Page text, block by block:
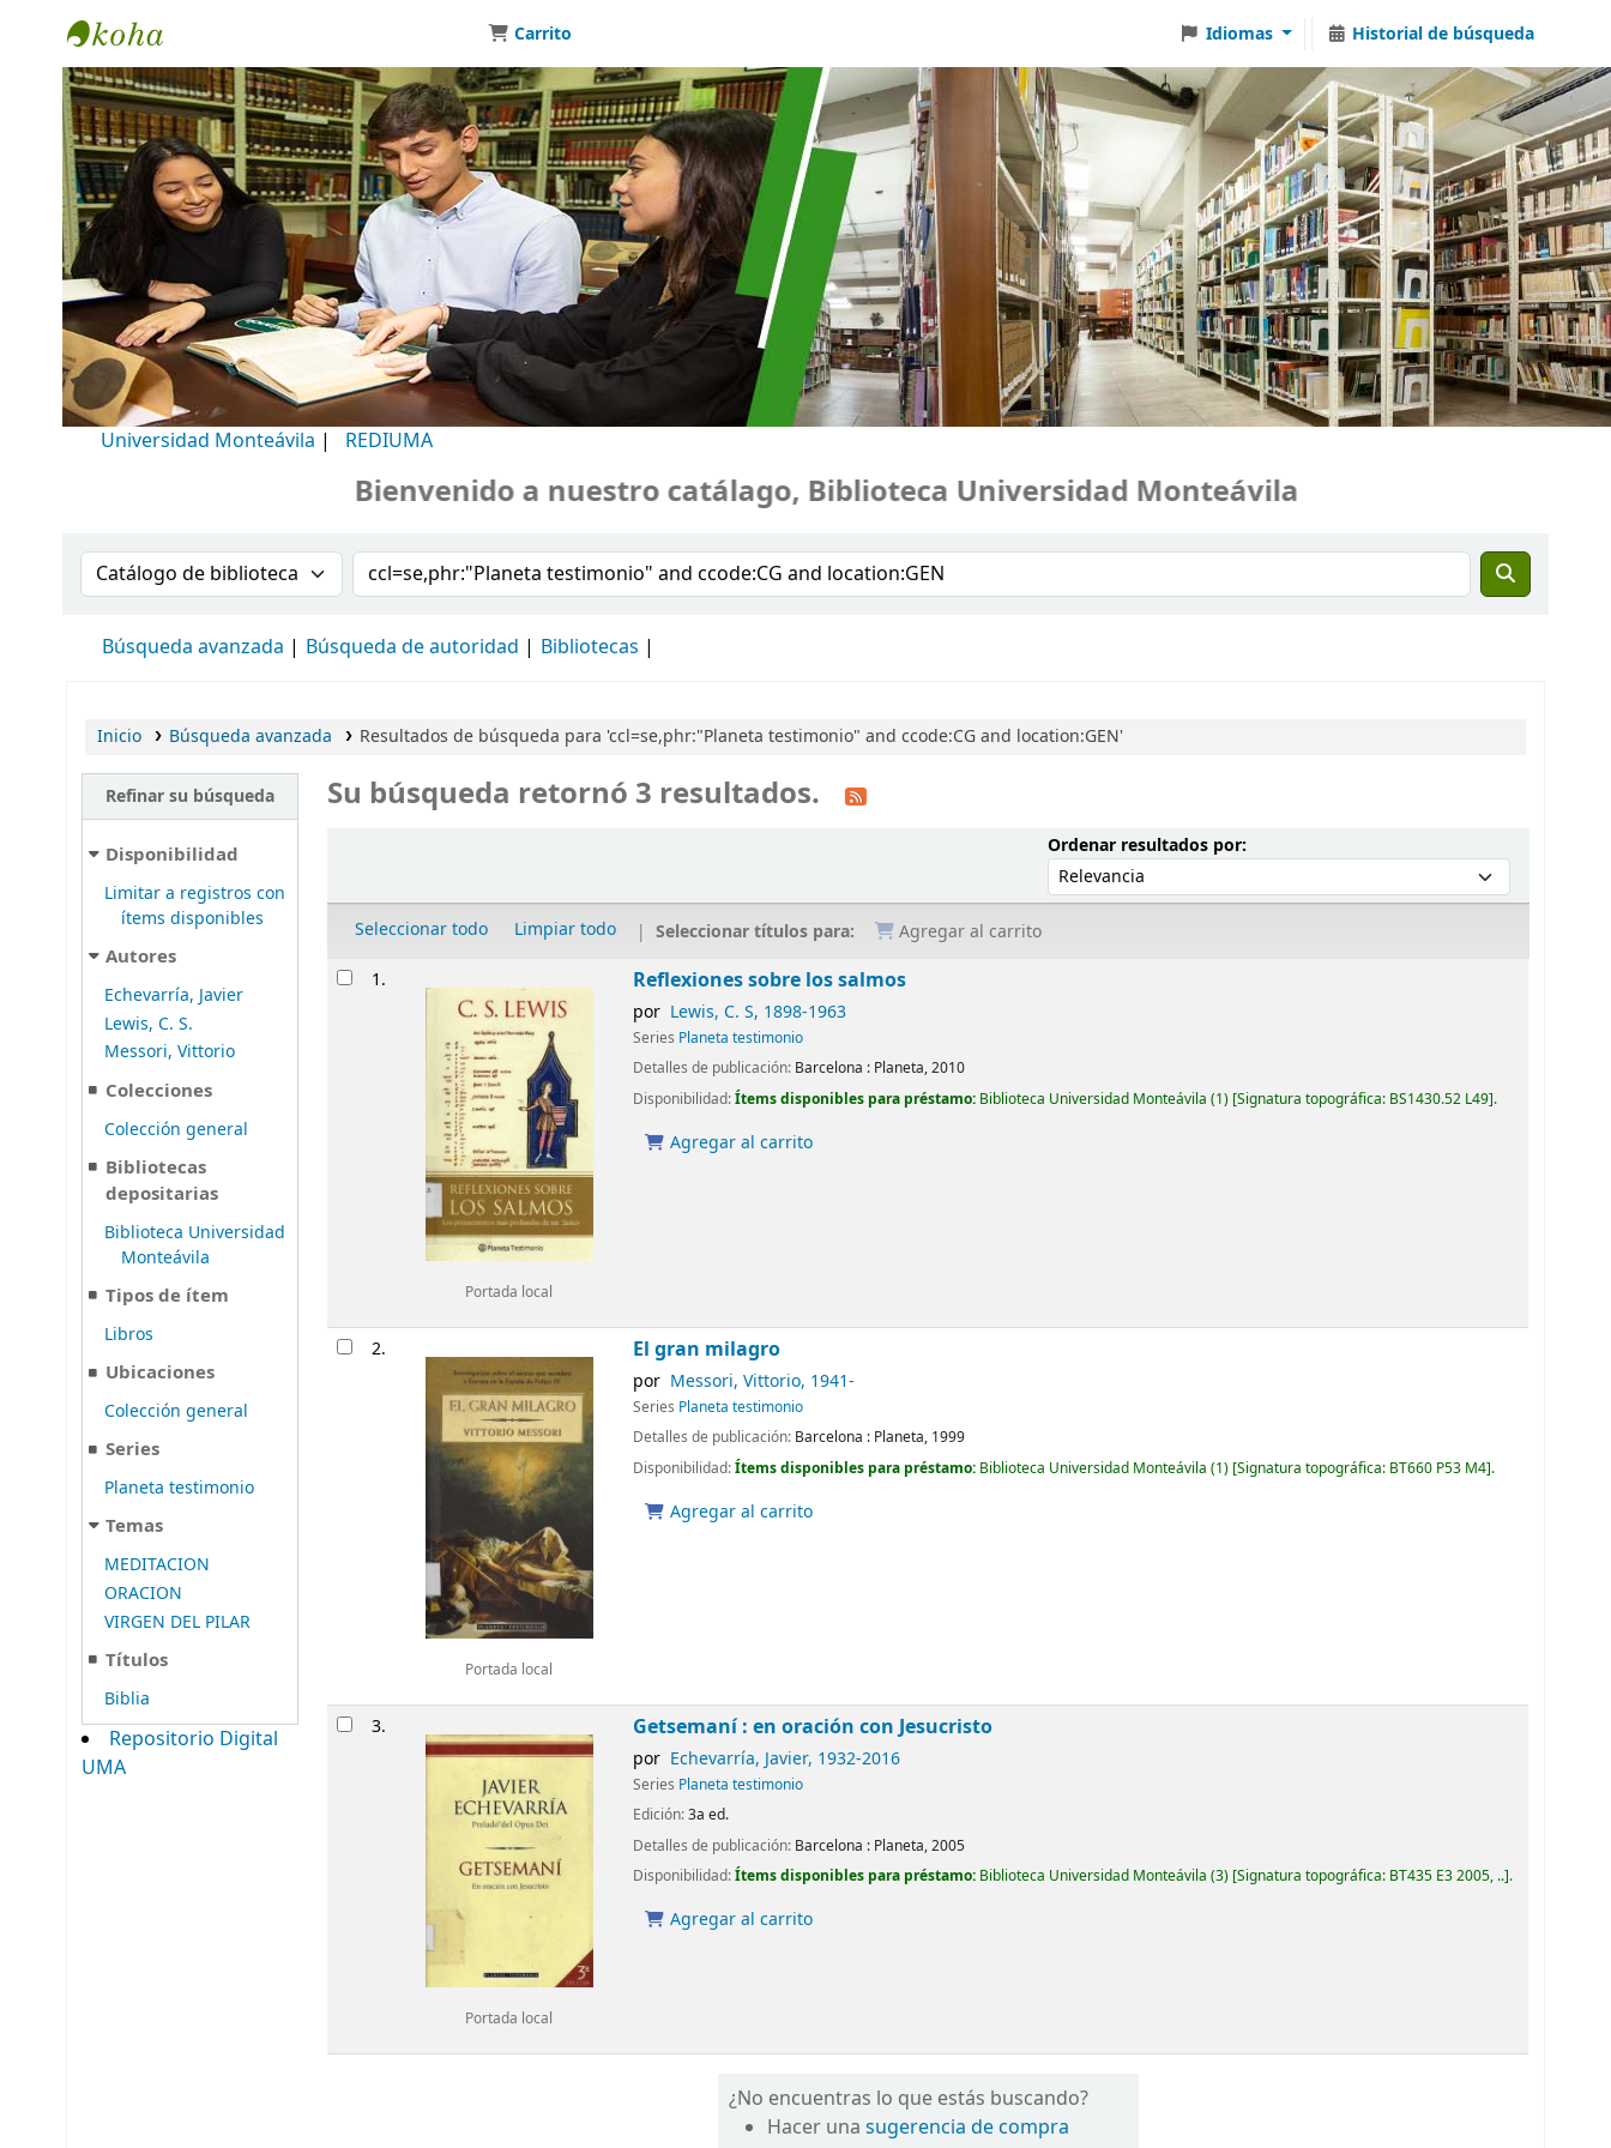
Biblioteca Universidad Monteávila
Carrito Idiomas Historial de búsqueda
Universidad Monteávila | REDIUMA
Bienvenido a nuestro catálago, Biblioteca Universidad Monteávila
Buscar en el catálogo por:Buscar en el catálogo
Búsqueda avanzada Búsqueda de autoridad Bibliotecas
Inicio Búsqueda avanzada Resultados de búsqueda para 'ccl=se,phr:"Planeta testimonio" and ccode:CG and location:GEN'
Refinar su búsqueda
Disponibilidad
Limitar a registros con
ítems disponibles
Autores
Echevarría, Javier
Lewis, C. S.
Messori, Vittorio
Colecciones
Colección general
Bibliotecas
depositarias
Biblioteca Universidad
Monteávila
Tipos de ítem
Libros
Ubicaciones
Colección general
Series
Planeta testimonio
Temas
MEDITACION
ORACION
VIRGEN DEL PILAR
Títulos
Biblia
Repositorio Digital
UMA
Su búsqueda retornó 3 resultados.
Ordenar resultados por:Ordenar por:
Seleccionar todo Limpiar todo Seleccionar títulos para: Agregar al carrito
Resultados
1.
Portada local
Reflexiones sobre los salmos
por Lewis, C. S, 1898-1963
Series Planeta testimonio
Detalles de publicación: Barcelona : Planeta,2010
Disponibilidad:Ítems disponibles para préstamo: Biblioteca Universidad Monteávila (1) Signatura topográfica: BS1430.52 L49 .
Agregar al carrito
2.
Portada local
El gran milagro
por Messori, Vittorio, 1941-
Series Planeta testimonio
Detalles de publicación: Barcelona : Planeta, 1999
Disponibilidad:Ítems disponibles para préstamo: Biblioteca Universidad Monteávila (1) Signatura topográfica: BT660 P53 M4 .
Agregar al carrito
3.
Portada local
Getsemaní : en oración con Jesucristo
por Echevarría, Javier, 1932-2016
Series Planeta testimonio
Edición:3a ed.
Detalles de publicación: Barcelona : Planeta,2005
Disponibilidad:Ítems disponibles para préstamo: Biblioteca Universidad Monteávila (3) Signatura topográfica: BT435 E3 2005, .. .
Agregar al carrito
¿No encuentras lo que estás buscando?
Hacer unasugerencia de compra